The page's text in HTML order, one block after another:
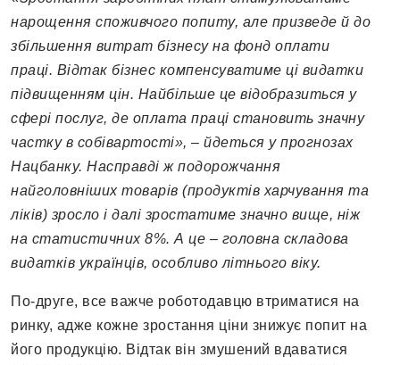
нарощення споживчого попиту, але призведе й до
збільшення витрат бізнесу на фонд оплати
праці. Відтак бізнес компенсуватиме ці видатки
підвищенням цін. Найбільше це відобразиться у
сфері послуг, де оплата праці становить значну
частку в собівартості», – йдеться у прогнозах
Нацбанку. Насправді ж подорожчання
найголовніших товарів (продуктів харчування та
ліків) зросло і далі зростатиме значно вище, ніж
на статистичних 8%. А це – головна складова
видатків українців, особливо літнього віку.
По-друге, все важче роботодавцю втриматися на
ринку, адже кожне зростання ціни знижує попит на
його продукцію. Відтак він змушений вдаватися